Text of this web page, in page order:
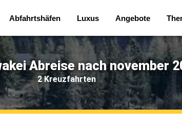
Abfahrtshäfen Luxus Angebote
Abreise nach november
2 Kreuzfahrten